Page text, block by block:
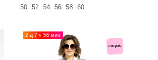
50
52 54 56 58 60
2 д 7 ч 56 мин